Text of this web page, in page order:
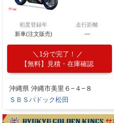
初度登録年
新車(注文販売)
走行距離
―
1分で完了！
【無料】見積・在庫確認
沖縄県 沖縄市美里６−４−８
ＳＢＳパドック松田